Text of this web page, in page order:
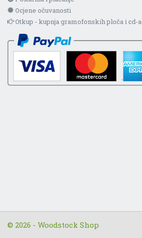
Ocjene očuvanosti
Otkup - kupnja gramofonskih ploča i cd-a
© 2026 - Woodstock Shop